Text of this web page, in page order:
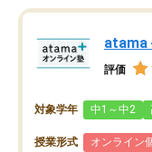
atama
評価
対象学年 中1～中2
授業形式 オンライン